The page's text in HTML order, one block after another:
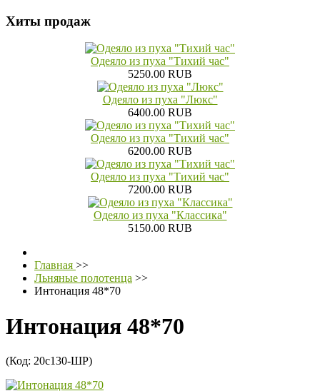
Хиты продаж
Одеяло из пуха "Тихий час"
5250.00 RUB
Одеяло из пуха "Люкс"
6400.00 RUB
Одеяло из пуха "Тихий час"
6200.00 RUB
Одеяло из пуха "Тихий час"
7200.00 RUB
Одеяло из пуха "Классика"
5150.00 RUB
Главная >>
Льняные полотенца >>
Интонация 48*70
Интонация 48*70
(Код: 20с130-ШР)